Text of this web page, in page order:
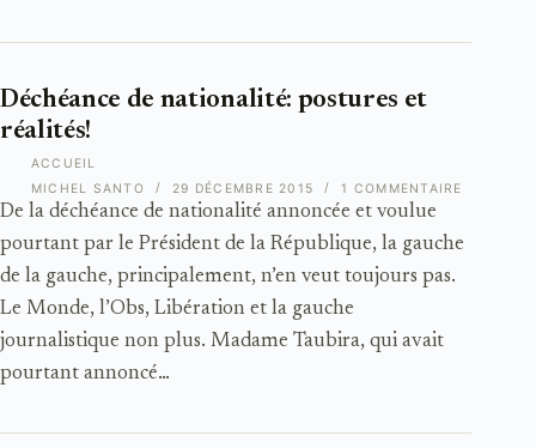
ACCUEIL
Déchéance de nationalité: postures et
réalités!
De la déchéance de nationalité annoncée et voulue
pourtant par le Président de la République, la gauche
de la gauche, principalement, n’en veut toujours pas.
Le Monde, l’Obs, Libération et la gauche
journalistique non plus. Madame Taubira, qui avait
pourtant annoncé…
MICHEL SANTO 29 DÉCEMBRE 2015 1 COMMENTAIRE